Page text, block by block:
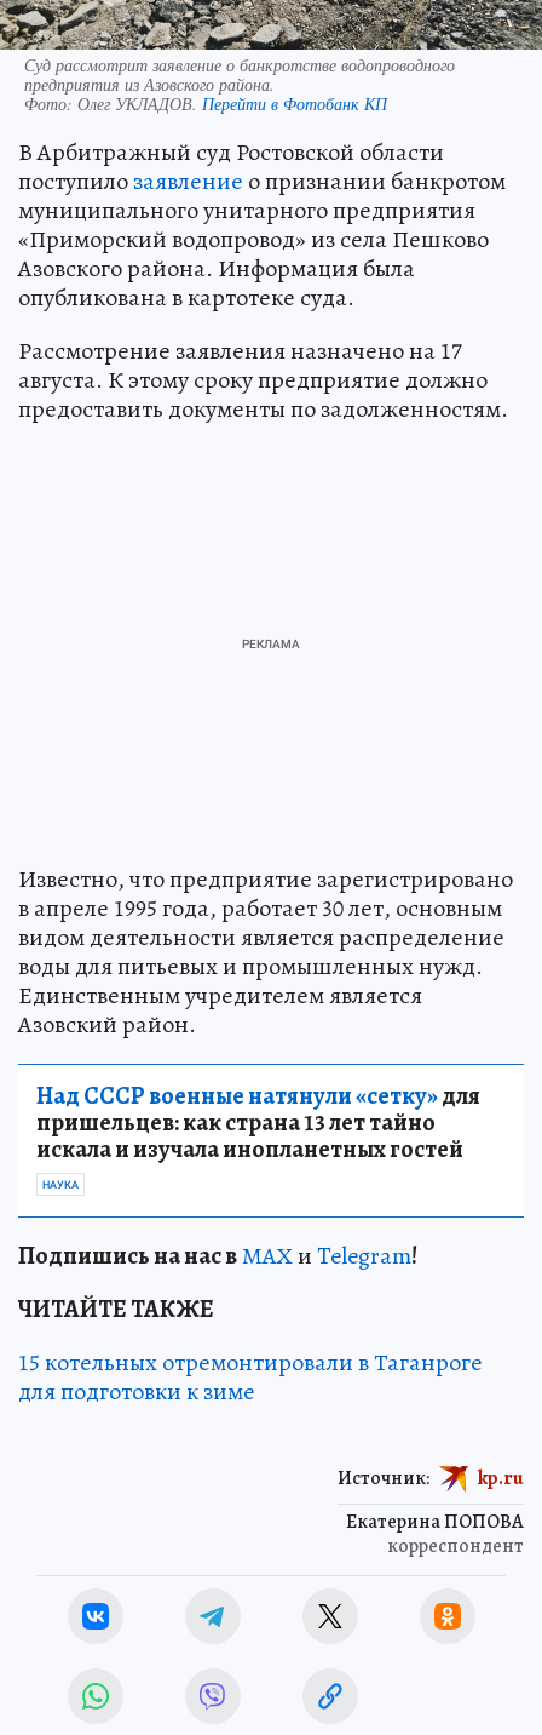
Суд рассмотрит заявление о банкротстве водопроводного
предприятия из Азовского района.
Фото: Олег УКЛАДОВ. Перейти в Фотобанк КП
В Арбитражный суд Ростовской области
поступилозаявление о признании банкротом
муниципального унитарного предприятия
«Приморский водопровод» из села Пешково
Азовского района. Информация была
опубликована в картотеке суда.
Рассмотрение заявления назначено на 17
августа. К этому сроку предприятие должно
предоставить документы по задолженностям.
Известно, что предприятие зарегистрировано
в апреле 1995 года, работает 30 лет, основным
видом деятельности является распределение
воды для питьевых и промышленных нужд.
Единственным учредителем является
Азовский район.
Над СССР военные натянули «сетку»для
пришельцев: как страна 13 лет тайно
искала и изучала инопланетных гостей
НАУКА
Подпишись на нас вМАХиTelegram!
ЧИТАЙТЕ ТАКЖЕ
15 котельных отремонтировали в Таганроге
для подготовки к зиме
Екатерина ПОПОВА
корреспондент
Источник: kp.ru